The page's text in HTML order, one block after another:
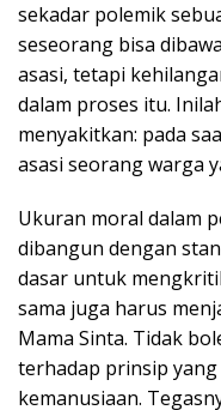
sekadar polemik
seseorang bisa
asasi, tetapi
dalam proses itu.
menyakitkan: pada
asasi seorang warga
Ukuran moral dalam
dibangun dengan
dasar untuk
sama juga harus
Mama Sinta. Tidak
terhadap prinsip yang
kemanusiaan.